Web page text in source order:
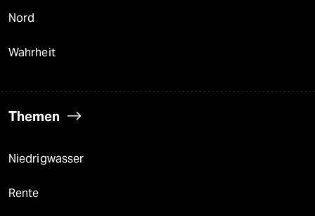
Nord
Wahrheit
Themen
Niedrigwasser
Rente